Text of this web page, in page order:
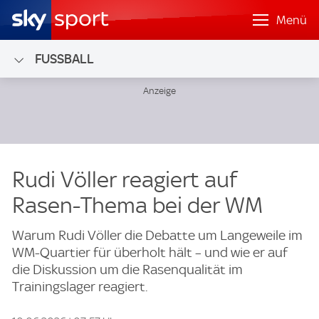
Menü
FUSSBALL
Rudi Völler reagiert auf
Rasen-Thema bei der WM
Warum Rudi Völler die Debatte um Langeweile im
WM-Quartier für überholt hält – und wie er auf
die Diskussion um die Rasenqualität im
Trainingslager reagiert.